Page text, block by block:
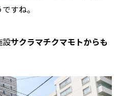
すね。
設サクラマチクマモトからも